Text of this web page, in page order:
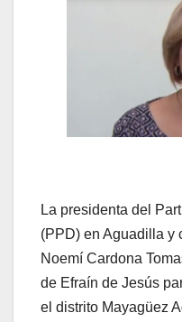
La presidenta del
(PPD) en Aguadilla y
Noemí Cardona
de Efraín de Jesús
el distrito Mayagüez